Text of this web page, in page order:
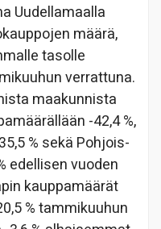
Uudellamaalla
määrä,
tasolle
verrattuna.
maakunnista
-42,4 %,
% sekä Pohjois-
edellisen vuoden
kauppamäärät
% tammikuuhun